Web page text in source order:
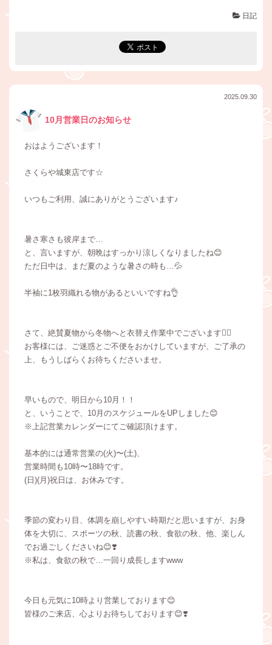
日記
2025.09.30
10月営業日のお知らせ
おはようございます！
さくらや城東店です☆
いつもご利用、誠にありがとうございます♪
暑さ寒さも彼岸まで…
と、言いますが、朝晩はすっかり涼しくなりましたね😊
ただ日中は、まだ夏のような暑さの時も…💦
半袖に1枚羽織れる物があるといいですね👌
さて、絶賛夏物から冬物へと衣替え作業中でございます🙂‍↕️
お客様には、ご迷惑とご不便をおかけしていますが、ご了承の
上、もうしばらくお待ちくださいませ。
早いもので、明日から10月！！
と、いうことで、10月のスケジュールをUPしました😊
※上記営業カレンダーにてご確認頂けます。
基本的には通常営業の(火)〜(土)、
営業時間も10時〜18時です。
(日)(月)祝日は、お休みです。
季節の変わり目、体調を崩しやすい時期だと思いますが、お身
体を大切に、スポーツの秋、読書の秋、食欲の秋、他、楽しん
でお過ごしくださいね😊❣️
※私は、食欲の秋で…一回り成長しますwww
今日も元気に10時より営業しております😊
皆様のご来店、心よりお待ちしております😊❣️